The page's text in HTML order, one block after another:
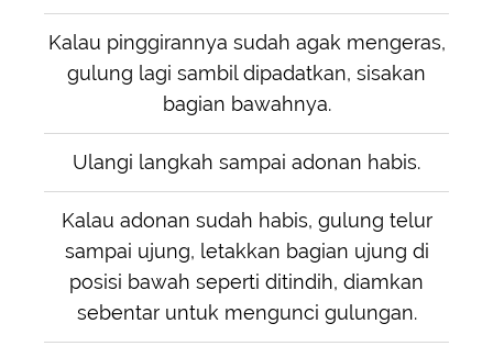
Kalau pinggirannya sudah agak mengeras,
gulung lagi sambil dipadatkan, sisakan
bagian bawahnya.
Ulangi langkah sampai adonan habis.
Kalau adonan sudah habis, gulung telur
sampai ujung, letakkan bagian ujung di
posisi bawah seperti ditindih, diamkan
sebentar untuk mengunci gulungan.